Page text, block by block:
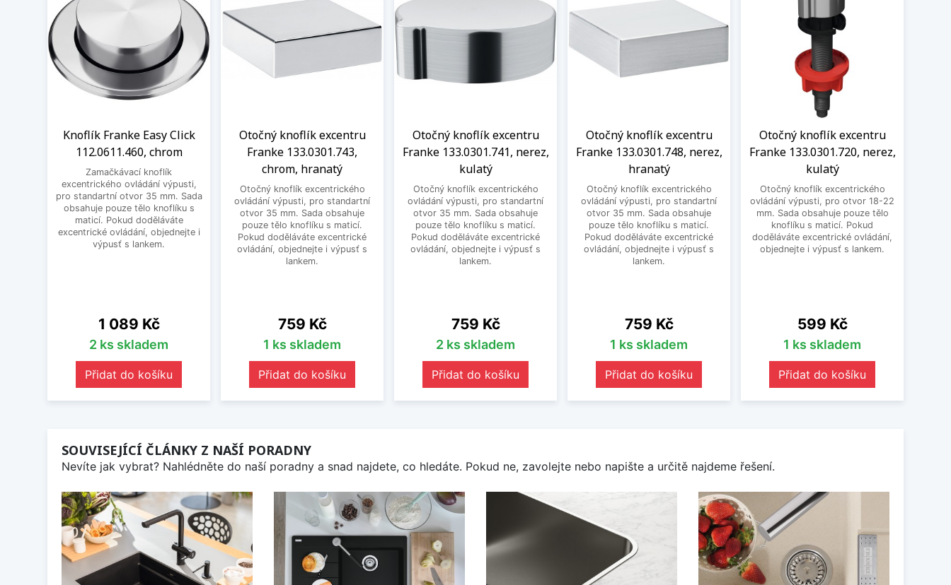
Knoflík Franke Easy Click
112.0611.460, chrom
Zamačkávací knoflík
excentrického ovládání výpusti,
pro standartní otvor 35 mm. Sada
obsahuje pouze tělo knoflíku s
maticí. Pokud doděláváte
excentrické ovládání, objednejte i
výpusť s lankem.
Cena
1 089 Kč
2 ks skladem
Přidat do košíku
Otočný knoflík excentru
Franke 133.0301.743,
chrom, hranatý
Otočný knoflík excentrického
ovládání výpusti, pro standartní
otvor 35 mm. Sada obsahuje
pouze tělo knoflíku s maticí.
Pokud doděláváte excentrické
ovládání, objednejte i výpusť s
lankem.
Cena
759 Kč
1 ks skladem
Přidat do košíku
Otočný knoflík excentru
Franke 133.0301.741, nerez,
kulatý
Otočný knoflík excentrického
ovládání výpusti, pro standartní
otvor 35 mm. Sada obsahuje
pouze tělo knoflíku s maticí.
Pokud doděláváte excentrické
ovládání, objednejte i výpusť s
lankem.
Cena
759 Kč
2 ks skladem
Přidat do košíku
Otočný knoflík excentru
Franke 133.0301.748, nerez,
hranatý
Otočný knoflík excentrického
ovládání výpusti, pro standartní
otvor 35 mm. Sada obsahuje
pouze tělo knoflíku s maticí.
Pokud doděláváte excentrické
ovládání, objednejte i výpusť s
lankem.
Cena
759 Kč
1 ks skladem
Přidat do košíku
Otočný knoflík excentru
Franke 133.0301.720, nerez,
kulatý
Otočný knoflík excentrického
ovládání výpusti, pro otvor 18-22
mm. Sada obsahuje pouze tělo
knoflíku s maticí. Pokud
doděláváte excentrické ovládání,
objednejte i výpusť s lankem.
Cena
599 Kč
1 ks skladem
Přidat do košíku
SOUVISEJÍCÍ ČLÁNKY Z NAŠÍ PORADNY
Nevíte jak vybrat? Nahlédněte do naší poradny a snad najdete, co hledáte. Pokud ne, zavolejte nebo napište a určitě najdeme řešení.